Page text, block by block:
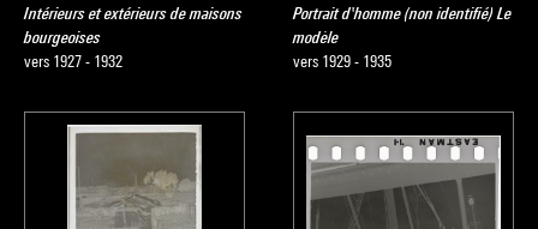
Intérieurs et extérieurs de maisons
bourgeoises
vers 1927 - 1932
Portrait d'homme (non identifié) Le
modèle
vers 1929 - 1935